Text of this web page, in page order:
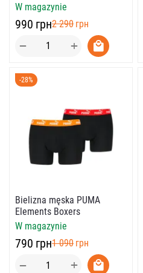
W magazynie
‍990‍ грн‍2 290‍ грн
+
−
-28%
Bielizna męska PUMA
Elements Boxers
W magazynie
‍790‍ грн‍1 090‍ грн
+
−